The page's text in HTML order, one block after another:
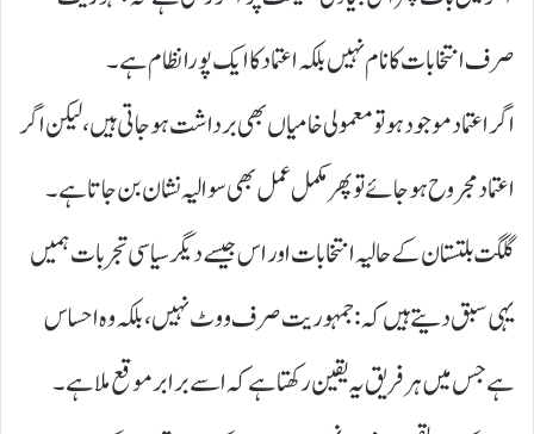
صرف انتخابات کا نام نہیں بلکہ اعتماد کا ایک پورا نظام ہے۔
اگر اعتماد موجود ہو تو معمولی خامیاں بھی برداشت ہو جاتی ہیں، لیکن اگر
اعتماد مجروح ہو جائے تو پھر مکمل عمل بھی سوالیہ نشان بن جاتا ہے۔
گلگت بلتستان کے حالیہ انتخابات اور اس جیسے دیگر سیاسی تجربات ہمیں
یہی سبق دیتے ہیں کہ: جمہوریت صرف ووٹ نہیں، بلکہ وہ احساس
ہے جس میں ہر فریق یہ یقین رکھتا ہے کہ اسے برابر موقع ملا ہے۔